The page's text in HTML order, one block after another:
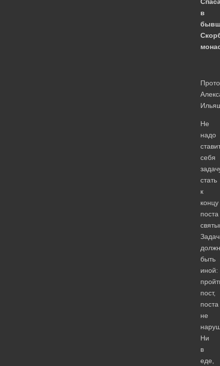
в
Не
надо
себя
стать
к
концу
поста
быть
иной:
пост,
поста
не
Ни
в
еде,